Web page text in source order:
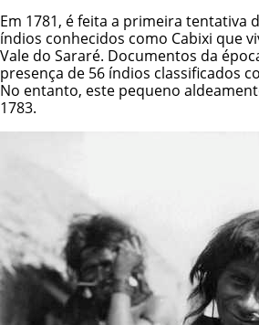
Em 1781, é feita a primeira tentativa
índios conhecidos como Cabixi que
Vale do Sararé. Documentos da
presença de 56 índios classificados
No entanto, este pequeno
1783.